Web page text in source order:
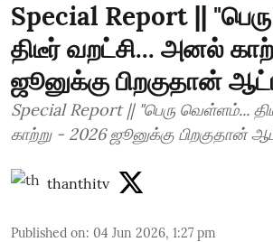
Special Report ||
திடீர் வறட்சி... அனல்
ஜூனுக்கு பிறகுதான்
Special Report || "பெரு வெள்ளம்...
காற்று - 2026 ஜூனுக்கு பிறகுதான்
thanthitv
Published on: 04 Jun 2026, 1:27 pm